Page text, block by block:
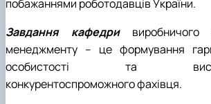
побажаннями роботодавців України.
Завдання кафедривиробничого
менеджменту – це формування
особистості та
конкурентоспроможного фахівця.